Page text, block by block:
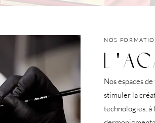
NOS
Nos espaces
stimuler la
technologies, à